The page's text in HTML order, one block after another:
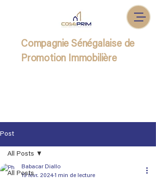
Compagnie Sénégalaise de
Promotion Immobilière
Post
All Posts
All Posts
Babacar Diallo
19 févr. 2024 1 min de lecture